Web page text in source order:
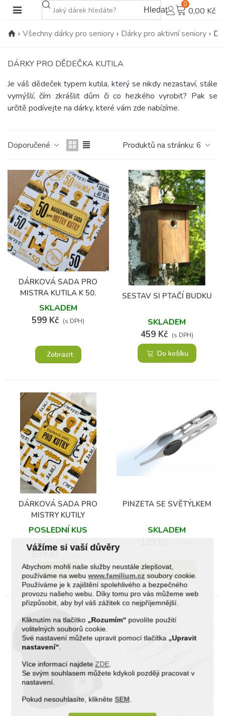
Vážíme si vaší důvěry
Abychom mohli naše služby neustále zlepšovat,
používáme na webuwww.familium.cz soubory cookie.
Používáme je k zajištění spolehlivého a bezpečného
provozu našeho webu. Díky tomu pro vás můžeme web
přizpůsobit, aby byl váš zážitek co nejpříjemnější.
Kliknutím na tlačítko „Rozumím“ povolíte použití
volitelných souborů cookie.
Své nastavení můžete upravit pomocí tlačítka „Upravit
nastavení“
Více informací najdete ZDE
Se svým souhlasem můžete kdykoli později pracovat v
nastavení.
Pokud nesouhlasíte, klikněte SEM
Hledat
0
0,00 Kč
› Všechny dárky pro seniory › Dárky pro aktivní seniory ›
DÁRKY PRO DĚDEČKA KUTILA
Je váš dědeček typem kutila, který se nikdy nezastaví, stále
vymýšlí, čím zkrášlit dům či co hezkého vyrobit? Pak se
určitě podívejte na dárky, které vám zde nabízíme.
Doporučené Produktů na stránku: 6
DÁRKOVÁ SADA PRO
MISTRA KUTILA K 50.
NAROZENINÁM
SKLADEM
599 Kč (s DPH)
(1)
Zobrazit
SESTAV SI PTAČÍ BUDKU
SKLADEM
459 Kč (s DPH)
(12)
Do košíku
DÁRKOVÁ SADA PRO
MISTRY KUTILY
POSLEDNÍ KUS
SKLADEM
599 Kč
Zobrazit
PINZETA SE SVĚTÝLKEM
SKLADEM
Do košíku